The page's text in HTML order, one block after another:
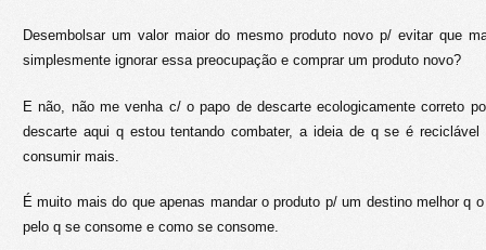
Desembolsar um valor maior do mesmo produto novo p/ evitar que
simplesmente ignorar essa preocupação e comprar um produto novo?
E não, não me venha c/ o papo de descarte ecologicamente correto
descarte aqui q estou tentando combater, a ideia de q se é
consumir mais.
É muito mais do que apenas mandar o produto p/ um destino melhor q
pelo q se consome e como se consome.